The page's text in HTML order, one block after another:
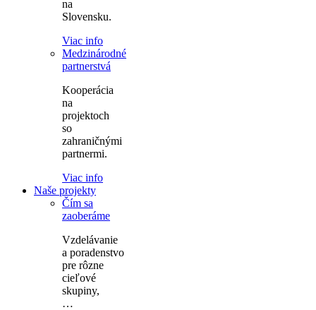
na
Slovensku.
Viac info
Medzinárodné
partnerstvá
Kooperácia
na
projektoch
so
zahraničnými
partnermi.
Viac info
Naše projekty
Čím sa
zaoberáme
Vzdelávanie
a poradenstvo
pre rôzne
cieľové
skupiny,
…